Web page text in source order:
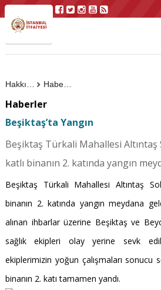
Haberler
Haberler
Beşiktaş’ta Yangın
Beşiktaş Türkali Mahallesi Altıntaş
katlı binanın 2. katında yangın
Beşiktaş Türkali Mahallesi Altıntaş
binanın 2. katında yangın meydana
alınan ihbarlar üzerine Beşiktaş ve
sağlık ekipleri olay yerine sevk
ekiplerimizin yoğun çalışmaları sonucu
binanın 2. katı tamamen yandı.